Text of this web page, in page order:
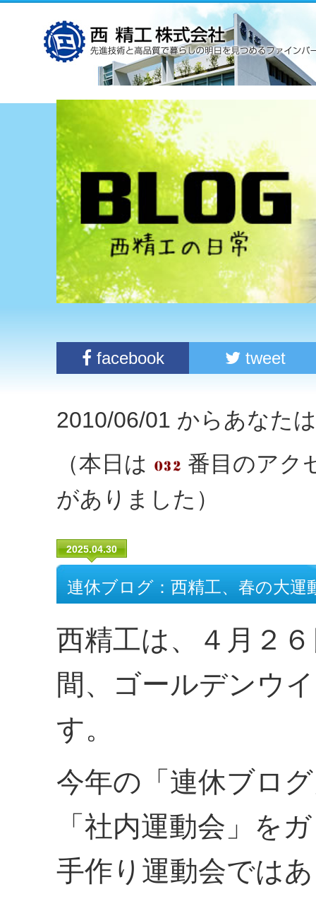
facebook tweet
2010/06/01 からあなた
（本日は
番目のア
がありました）
2025.04.30
連休ブログ：西精工、春の大
西精工は、４月２
間、ゴールデンウ
す。
今年の「連休ブロ
「社内運動会」を
手作り運動会では